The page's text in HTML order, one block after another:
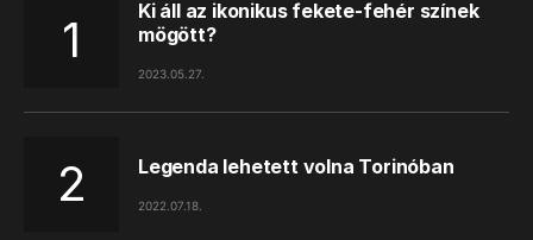
Ki áll az ikonikus fekete-fehér színek
mögött?
2023.05.27.
Legenda lehetett volna Torinóban
2022.07.18.